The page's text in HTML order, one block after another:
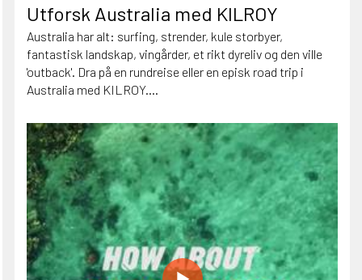
Utforsk Australia med KILROY
Australia har alt: surfing, strender, kule storbyer,
fantastisk landskap, vingårder, et rikt dyreliv og den ville
'outback'. Dra på en rundreise eller en episk road trip i
Australia med KILROY....